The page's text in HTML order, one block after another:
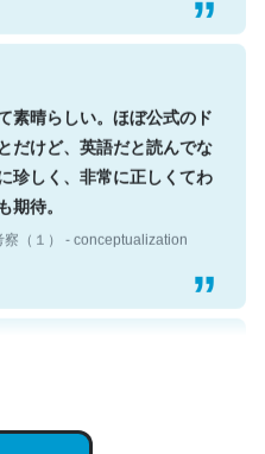
素晴らしい。ほぼ公式のド
だけど、英語だと読んでな
珍しく、非常に正しくてわ
期待。
（１） - conceptualization
entry/2023/03/27